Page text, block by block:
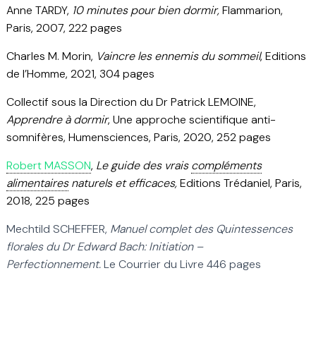
?
Anne TARDY, 10 minutes pour bien dormir,Flammarion,
Paris, 2007, 222 pages
Charles M. Morin, Vaincre les ennemis du sommeil, Editions
de l’Homme, 2021, 304 pages
Collectif sous la Direction du Dr Patrick LEMOINE,
Apprendre à dormir, Une approche scientifique anti-
somnifères, Humensciences, Paris, 2020, 252 pages
Robert MASSON, Le guide des vraiscompléments
alimentairesnaturels et efficaces,Editions Trédaniel, Paris,
2018, 225 pages
Mechtild SCHEFFER, Manuel complet des Quintessences
florales du Dr Edward Bach: Initiation –
Perfectionnement.Le Courrier du Livre 446 pages